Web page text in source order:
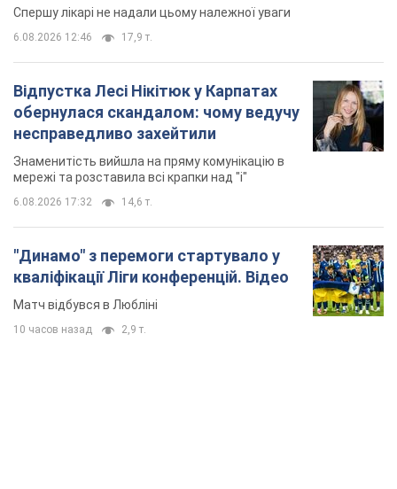
Спершу лікарі не надали цьому належної уваги
6.08.2026 12:46 17,9 т.
Відпустка Лесі Нікітюк у Карпатах
обернулася скандалом: чому ведучу
несправедливо захейтили
Знаменитість вийшла на пряму комунікацію в
мережі та розставила всі крапки над "і"
6.08.2026 17:32 14,6 т.
"Динамо" з перемоги стартувало у
кваліфікації Ліги конференцій. Відео
Матч відбувся в Любліні
10 часов назад 2,9 т.